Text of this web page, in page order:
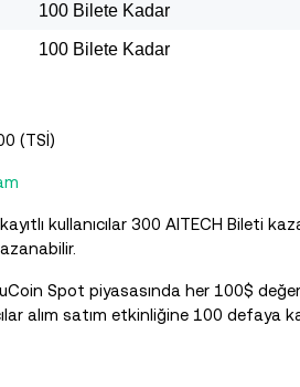
100 Bilete Kadar
100 Bilete Kadar
(TSİ)
kullanıcılar 300 AITECH Bileti
Spot piyasasında her 100$
alım satım etkinliğine 100 defaya